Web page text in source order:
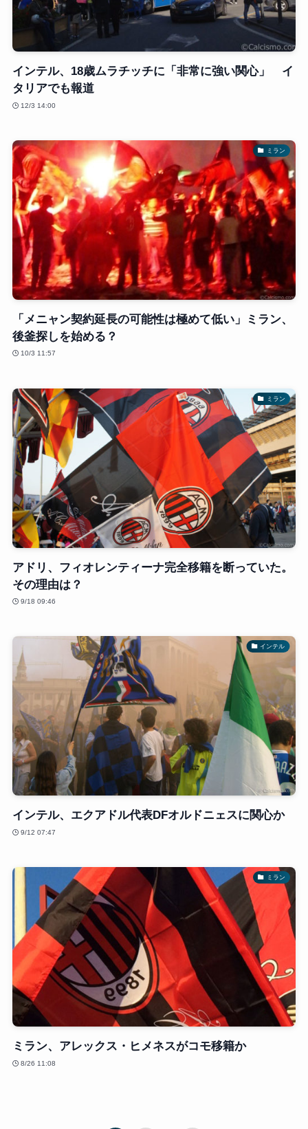
インテル、18歳ムラチッチに「非常に強い関心」 イ
タリアでも報道
12/3 14:00
ミラン
「メニャン契約延長の可能性は極めて低い」ミラン、
後釜探しを始める？
10/3 11:57
ミラン
アドリ、フィオレンティーナ完全移籍を断っていた。
その理由は？
9/18 09:46
インテル
インテル、エクアドル代表DFオルドニェスに関心か
9/12 07:47
ミラン
ミラン、アレックス・ヒメネスがコモ移籍か
8/26 11:08